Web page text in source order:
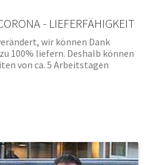
- LIEFERFÄHIGKEIT
wir können Dank
100% liefern. Deshalb können
von ca. 5 Arbeitstagen